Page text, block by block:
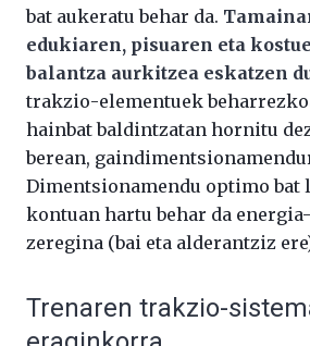
bat aukeratu behar da.
edukiaren, pisuaren eta
balantza aurkitzea eskatzen
trakzio-elementuek
hainbat baldintzatan hornitu
berean,
Dimentsionamendu optimo bat
kontuan hartu behar da
zeregina (bai eta alderantziz
Trenaren trakzio-